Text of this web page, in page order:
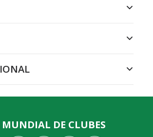
MUNDIAL DE CLUBES